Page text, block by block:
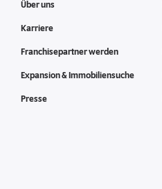
Über uns
Karriere
Franchisepartner werden
Expansion & Immobiliensuche
Presse